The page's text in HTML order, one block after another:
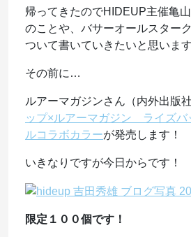
帰ってきたのでHIDEUP主催亀
のことや、バサーオールスター
ついて書いていきたいと思います
その前に…
ルアーマガジンさん（内外出版社
ップ×ルアーマガジン ライズ
ルコラボカラーが発売します！
いきなりですが今日からです！
限定１００個です！